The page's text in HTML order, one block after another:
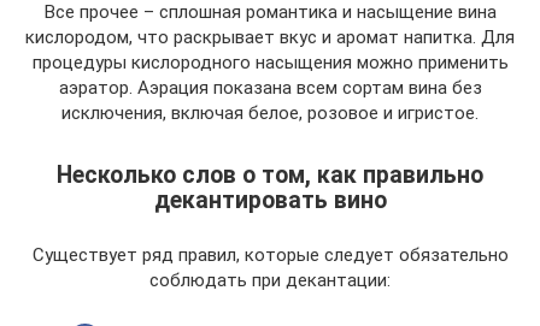
Все прочее – сплошная романтика и насыщение вина
кислородом, что раскрывает вкус и аромат напитка. Для
процедуры кислородного насыщения можно применить
аэратор. Аэрация показана всем сортам вина без
исключения, включая белое, розовое и игристое.
Несколько слов о том, как правильно
декантировать вино
Существует ряд правил, которые следует обязательно
соблюдать при декантации: